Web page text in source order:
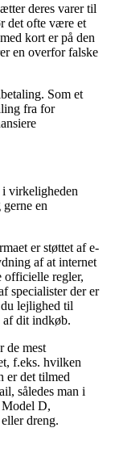
deres varer til
det ofte være et
kort er på den
en overfor falske
Som et
fra for
virkeligheden
en
er støttet af e-
af at internet
officielle regler,
specialister der er
lejlighed til
af dit indkøb.
de mest
f.eks. hvilken
er det tilmed
således man i
Model D,
dreng.